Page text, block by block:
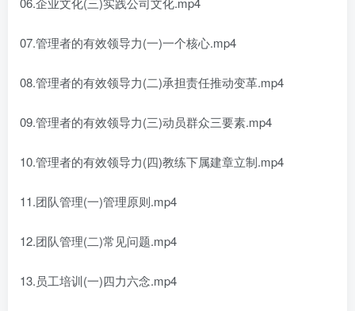
07.管理者的有效领导力(一)一个核心.mp4
08.管理者的有效领导力(二)承担责任推动变革.mp4
09.管理者的有效领导力(三)动员群众三要素.mp4
10.管理者的有效领导力(四)教练下属建章立制.mp4
11.团队管理(一)管理原则.mp4
12.团队管理(二)常见问题.mp4
13.员工培训(一)四力六念.mp4